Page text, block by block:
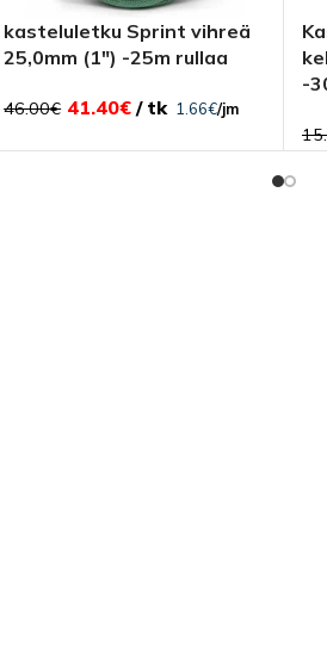
kasteluletku Sprint vihreä
25,0mm (1″) -25m rullaa
46.00€ 41.40€ tk 1.66€/jm
-